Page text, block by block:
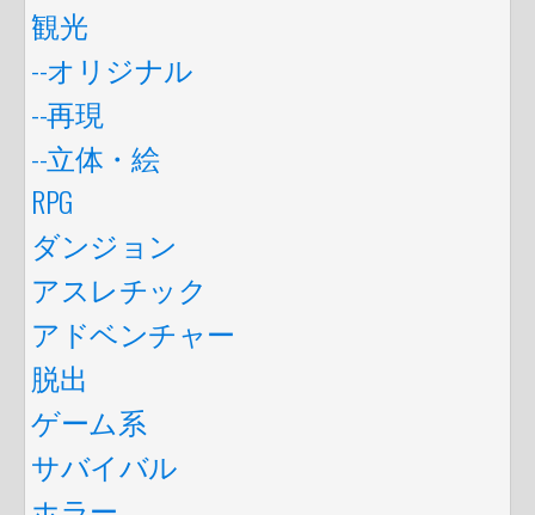
観光
--オリジナル
--再現
--立体・絵
RPG
ダンジョン
アスレチック
アドベンチャー
脱出
ゲーム系
サバイバル